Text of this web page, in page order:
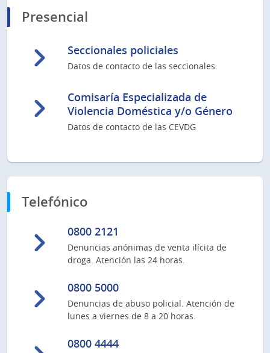
Presencial
Seccionales policiales
Datos de contacto de las seccionales.
Comisaría Especializada de
Violencia Doméstica y/o Género
Datos de contacto de las CEVDG
Telefónico
0800 2121
Denuncias anónimas de venta ilícita de
droga. Atención las 24 horas.
0800 5000
Denuncias de abuso policial. Atención de
lunes a viernes de 8 a 20 horas.
0800 4444